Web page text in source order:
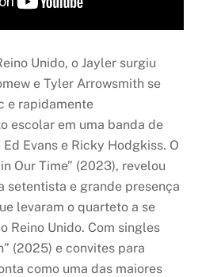
Unido, o Jayler surgiu
e Tyler Arrowsmith se
e rapidamente
escolar em uma banda de
Evans e Ricky Hodgkiss. O
Our Time” (2023), revelou
setentista e grande presença
levaram o quarteto a se
Reino Unido. Com singles
(2025) e convites para
como uma das maiores